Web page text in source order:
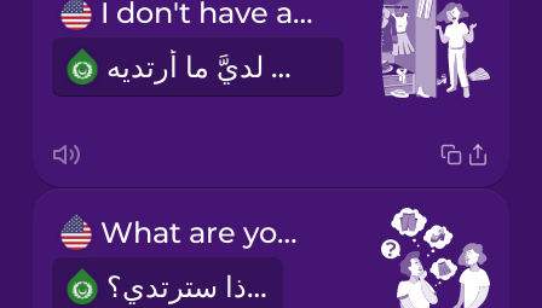
I don't have anything to wear.
ليس لديَّ ما أرتديه.
What are you going to wear?
ماذا سترتدي؟